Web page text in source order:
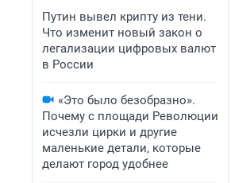
Путин вывел крипту из тени.
Что изменит новый закон о
легализации цифровых валют
в России
«Это было безобразно».
Почему с площади Революции
исчезли цирки и другие
маленькие детали, которые
делают город удобнее